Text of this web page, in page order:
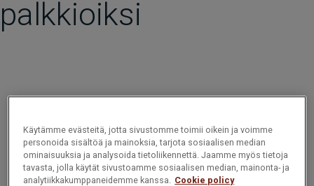
palkkioiksi
Käytämme evästeitä, jotta sivustomme toimii oikein ja voimme
personoida sisältöä ja mainoksia, tarjota sosiaalisen median
ominaisuuksia ja analysoida tietoliikennettä. Jaamme myös tietoja
tavasta, jolla käytät sivustoamme sosiaalisen median, mainonta- ja
analytiikkakumppaneidemme kanssa.
Cookie policy